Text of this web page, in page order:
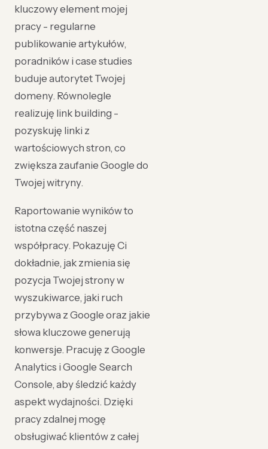
kluczowy element mojej
pracy - regularne
publikowanie artykułów,
poradników i case studies
buduje autorytet Twojej
domeny. Równolegle
realizuję link building -
pozyskuję linki z
wartościowych stron, co
zwiększa zaufanie Google do
Twojej witryny.
Raportowanie wyników to
istotna część naszej
współpracy. Pokazuję Ci
dokładnie, jak zmienia się
pozycja Twojej strony w
wyszukiwarce, jaki ruch
przybywa z Google oraz jakie
słowa kluczowe generują
konwersje. Pracuję z Google
Analytics i Google Search
Console, aby śledzić każdy
aspekt wydajności. Dzięki
pracy zdalnej mogę
obsługiwać klientów z całej